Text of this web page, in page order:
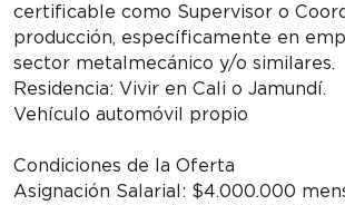
certificable como Supervisor o
producción, específicamente en
sector metalmecánico y/o similares.
Residencia: Vivir en Cali o Jamundí.
Vehículo automóvil propio
Condiciones de la Oferta
Asignación Salarial: $4.000.000